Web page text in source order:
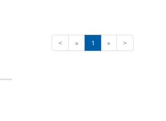
< « 1 » >